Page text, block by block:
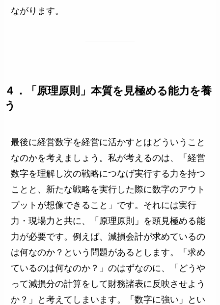
ながります。
４．「原理原則」本質を見極める能力を養
う
最後に経営数字を経営に活かすとはどういうこと
なのかを考えましょう。私が考えるのは、「経営
数字を理解し次の戦略につなげ実行する力を持つ
ことと、新たな戦略を実行した際に数字のアウト
プットが想像できること」です。それには実行
力・現場力と共に、「原理原則」を頭見極める能
力が必要です。例えば、減損会計が求めているの
は何なのか？という問題があるとします。「求め
ているのは何なのか？」のはずなのに、「どうや
って減損分の計算をして財務諸表に反映させよう
か？」と考えてしまいます。「数字に強い」とい